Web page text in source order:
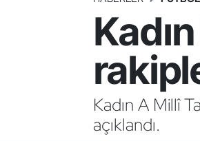
Kadın A Millî
açıklandı.
Bocce Bowling Dart